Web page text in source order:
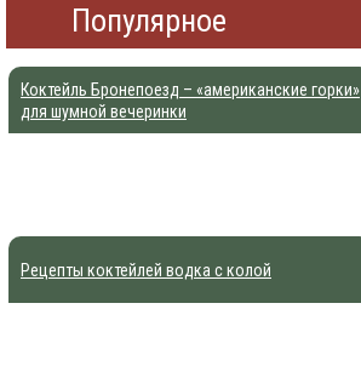
Популярное
Коктейль Бронепоезд – «американские горки»
для шумной вечеринки
Рецепты коктейлей водка с колой